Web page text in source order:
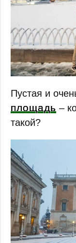
Пустая и
площадь –
такой?